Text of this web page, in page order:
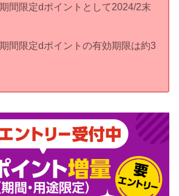
間限定dポイントとして2024/2末
間限定dポイントの有効期限は約3